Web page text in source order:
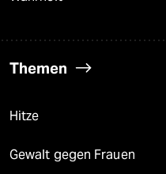
Themen
Hitze
Gewalt gegen Frauen